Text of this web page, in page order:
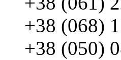
+38 (068)
+38 (050)